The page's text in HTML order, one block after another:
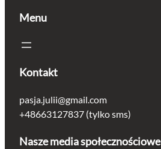
Menu
Kontakt
pasja.julii@gmail.com
+48663127837 (tylko sms)
Nasze media społecznościowe